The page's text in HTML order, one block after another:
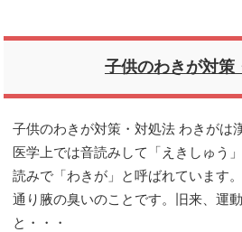
子供のわきが対策
子供のわきが対策・対処法 わきがは
医学上では音読みして「えきしゅう
読みで「わきが」と呼ばれています
通り腋の臭いのことです。旧来、運
と・・・